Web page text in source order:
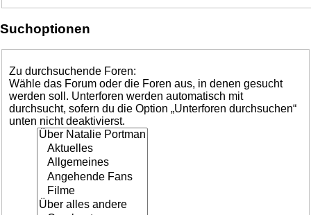
Suchoptionen
Zu durchsuchende Foren:
Wähle das Forum oder die Foren aus, in denen gesucht
werden soll. Unterforen werden automatisch mit
durchsucht, sofern du die Option „Unterforen durchsuchen“
unten nicht deaktivierst.